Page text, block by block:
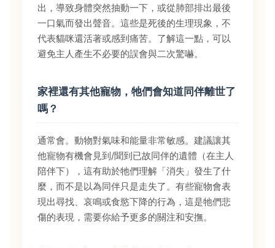
出，導致身體突然抽動一下，或從肺部排出最後
一口氣而發出聲音。這些是死後的生理現象，不
代表貓咪還活著或感到痛苦。了解這一點，可以
避免主人產生不必要的誤會與二次驚嚇。
家裡還有其他寵物，牠們會知道同伴離世了
嗎？
通常會。動物對氣味和能量非常敏感。建議讓其
他寵物有機會見到/聞到已故同伴的遺體（在主人
陪伴下），這有助於牠們理解「消失」發生了什
麼，而不是以為同伴只是走失了。有些寵物會表
現出尋找、哀鳴或食慾下降的行為，這是牠們悲
傷的表現，需要你給予更多的關注和安撫。